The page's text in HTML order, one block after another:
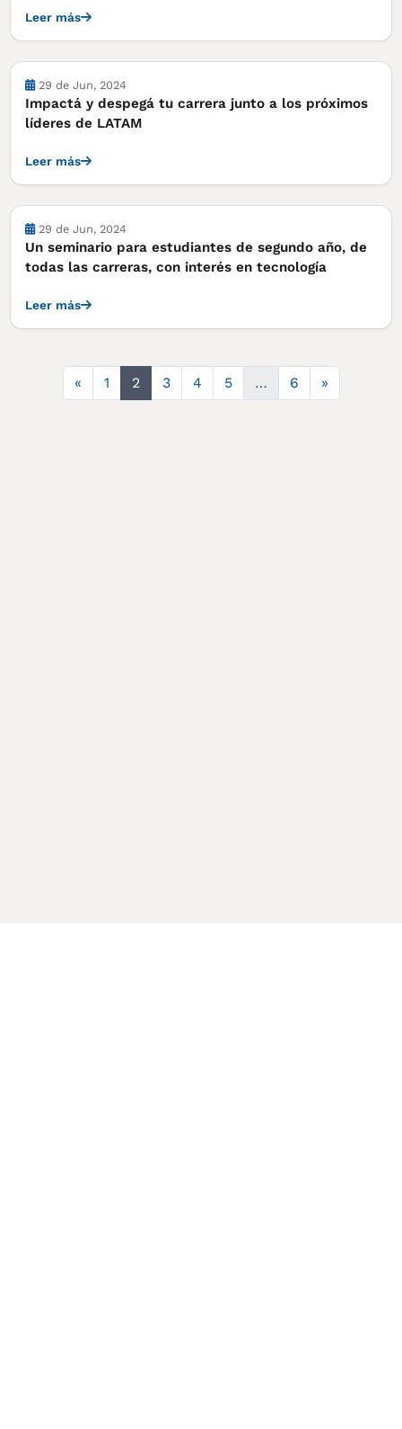
Leer más
Cursos, concursos y becas
29 de Jun, 2024
Impactá y despegá tu carrera junto a los próximos
líderes de LATAM
Leer más
Cursos, concursos y becas
29 de Jun, 2024
Un seminario para estudiantes de segundo año, de
todas las carreras, con interés en tecnología
Leer más
«Anterior
1 2 3 4 5 … 6 »Siguiente